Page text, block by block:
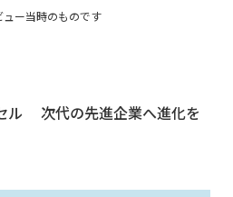
ー当時のものです
ル 次代の先進企業へ進化を